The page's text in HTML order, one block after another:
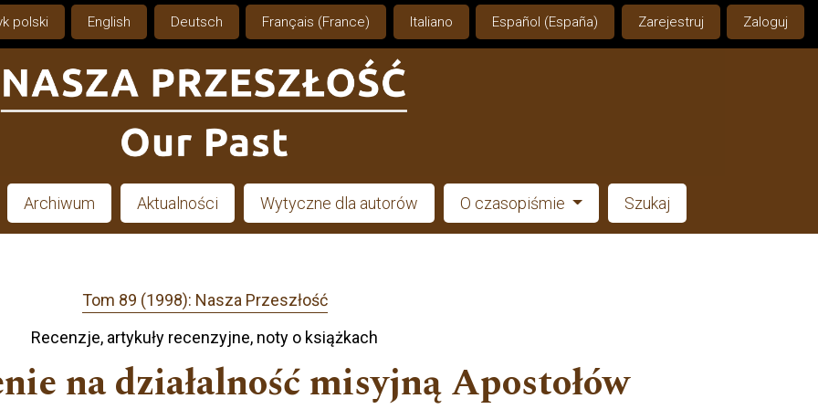
polski English Deutsch Français (France) Italiano Español (España) Zarejestruj Zaloguj
Archiwum Aktualności Wytyczne dla autorów O czasopiśmie Szukaj
Tom 89 (1998): Nasza Przeszłość
Recenzje, artykuły recenzyjne, noty o książkach
na działalność misyjną Apostołów